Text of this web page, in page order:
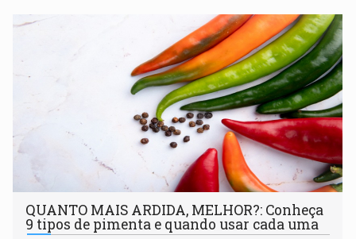
QUANTO MAIS ARDIDA, MELHOR?: Conheça
9 tipos de pimenta e quando usar cada uma